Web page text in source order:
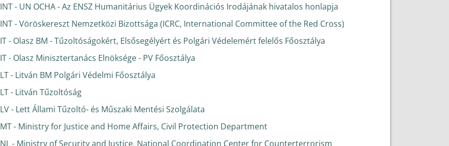
INT - UN OCHA - Az ENSZ Humanitárius Ügyek Koordinációs Irodájának hivatalos honlapja
INT - Vöröskereszt Nemzetközi Bizottsága (ICRC, International Committee of the Red Cross)
IT - Olasz BM - Tűzoltóságokért, Elsősegélyért és Polgári Védelemért felelős Főosztálya
IT - Olasz Minisztertanács Elnöksége - PV Főosztálya
LT - Litván BM Polgári Védelmi Főosztálya
LT - Litván Tűzoltóság
LV - Lett Állami Tűzoltó- és Műszaki Mentési Szolgálata
MT - Ministry for Justice and Home Affairs, Civil Protection Department
NL - Ministry of Security and Justice, National Coordination Center for Counterterrorism